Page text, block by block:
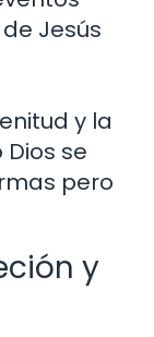
Jesús
y la
se
pero
y